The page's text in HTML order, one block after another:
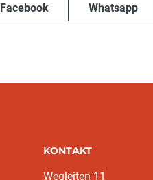
Facebook Whatsapp
KONTAKT
Wegleiten 11